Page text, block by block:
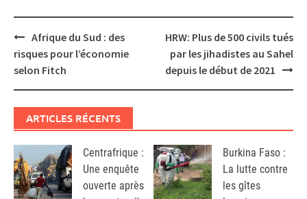
Post
navigation
Afrique du Sud : des
risques pour l’économie
selon Fitch
HRW: Plus de 500 civils tués
par les jihadistes au Sahel
depuis le début de 2021
ARTICLES RÉCENTS
Centrafrique :
Une enquête
ouverte après
Burkina Faso :
La lutte contre
les gîtes